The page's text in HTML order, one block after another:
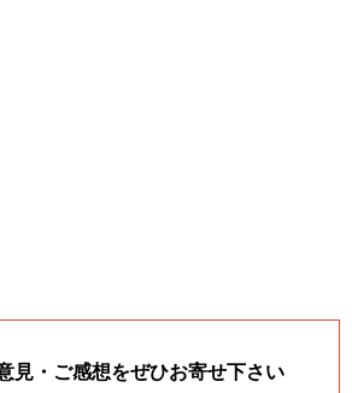
見・ご感想をぜひお寄せ下さい